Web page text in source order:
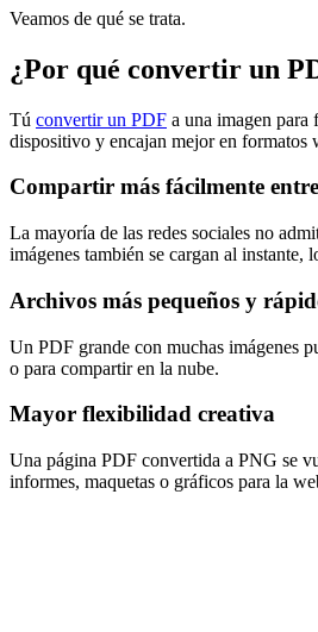
Veamos de qué se trata.
¿Por qué convertir un
Tú convertir un PDF a una imagen para
dispositivo y encajan mejor en formatos
Compartir más fácilmente
La mayoría de las redes sociales no
imágenes también se cargan al instante,
Archivos más pequeños y
Un PDF grande con muchas imágenes
o para compartir en la nube.
Mayor flexibilidad creativa
Una página PDF convertida a PNG se
informes, maquetas o gráficos para la